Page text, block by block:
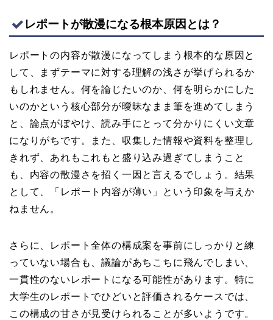
レポートが散漫になる根本原因とは？
レポートの内容が散漫になってしまう根本的な原因と
して、まずテーマに対する理解の浅さが挙げられるか
もしれません。何を論じたいのか、何を明らかにした
いのかという核心部分が曖昧なまま筆を進めてしまう
と、論点がぼやけ、読み手にとって分かりにくい文章
になりがちです。また、収集した情報や資料を整理し
きれず、あれもこれもと盛り込み過ぎてしまうこと
も、内容の散漫さを招く一因と言えるでしょう。結果
として、「レポート内容が薄い」という印象を与えか
ねません。
さらに、レポート全体の構成案を事前にしっかりと練
っていない場合も、議論があちこちに飛んでしまい、
一貫性のないレポートになる可能性があります。特に
大学生のレポートでひどいと評価されるケースでは、
この構成の甘さが見受けられることが多いようです。